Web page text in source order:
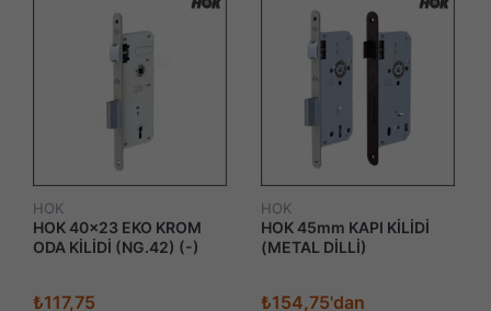
HOK
HOK 40x23 EKO KROM
ODA KİLİDİ (NG.42) (-)
₺117,75
HOK
HOK 45mm KAPI KİLİDİ
(METAL DİLLİ)
₺154,75'dan